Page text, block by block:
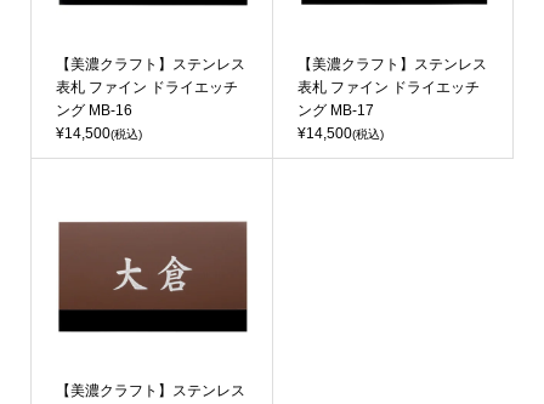
【美濃クラフト】ステンレス
表札 ファイン ドライエッチ
ング MB-16
¥14,500(税込)
【美濃クラフト】ステンレス
表札 ファイン ドライエッチ
ング MB-17
¥14,500(税込)
【美濃クラフト】ステンレス